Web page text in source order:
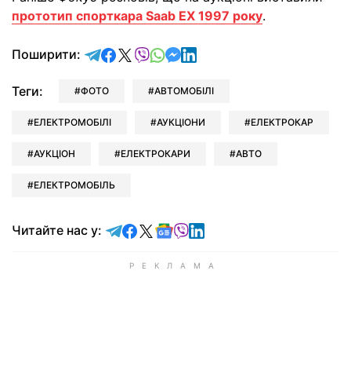
прототип спорткара Saab EX 1997 року.
Поширити: відправити у Telegram
поділитись у Facebook
поділитись у X
відправити у Viber
відправити у Whatsapp
відправити у Messenger
відправити у LinkedIn
Теги: ФОТО АВТОМОБІЛІ
ЕЛЕКТРОМОБІЛІ АУКЦІОНИ ЕЛЕКТРОКАР
АУКЦІОН ЕЛЕКТРОКАРИ АВТО
ЕЛЕКТРОМОБІЛЬ
Читайте нас у: Читайте у Telegram
Читайте у Facebook
Читайте у X
Читайте у Google news
Читайте у Viber
Читайте у LinkedIn